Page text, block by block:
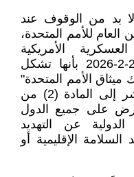
بد من الوقوف عند
للأمم المتحدة،
الأمريكية
الإسرائيلية على إيران بتاريخ 28-2-2026 بأنها تشكل
ميثاق الأمم المتحدة"
. هذا التصريح يستند بشكل مباشر إلى المادة (2) من
تفرض على جميع الدول
الدولية عن التهديد
الإقليمية أو